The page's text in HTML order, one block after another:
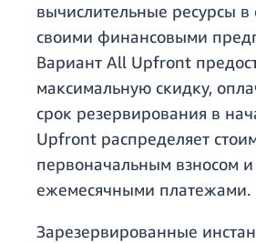
вычислительные ресурсы в
своими финансовыми
Вариант All Upfront
максимальную скидку,
срок резервирования в
Upfront распределяет
первоначальным взносом
ежемесячными платежами.
Зарезервированные